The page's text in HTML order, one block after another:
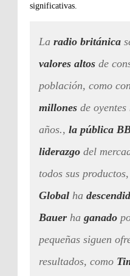
significativas.
La radio británica
valores altos de
población, como
millones de
años., la pública
liderazgo del
todos sus
Global ha
Bauer ha ganado
pequeñas siguen
resultados, como